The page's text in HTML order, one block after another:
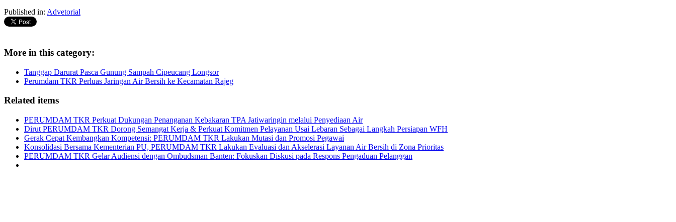
Published in: Advetorial
More in this category:
Tanggap Darurat Pasca Gunung Sampah Cipeucang Longsor
Perumdam TKR Perluas Jaringan Air Bersih ke Kecamatan Rajeg
Related items
PERUMDAM TKR Perkuat Dukungan Penanganan Kebakaran TPA Jatiwaringin melalui Penyediaan Air
Dirut PERUMDAM TKR Dorong Semangat Kerja & Perkuat Komitmen Pelayanan Usai Lebaran Sebagai Langkah Persiapan WFH
Gerak Cepat Kembangkan Kompetensi: PERUMDAM TKR Lakukan Mutasi dan Promosi Pegawai
Konsolidasi Bersama Kementerian PU, PERUMDAM TKR Lakukan Evaluasi dan Akselerasi Layanan Air Bersih di Zona Prioritas
PERUMDAM TKR Gelar Audiensi dengan Ombudsman Banten: Fokuskan Diskusi pada Respons Pengaduan Pelanggan